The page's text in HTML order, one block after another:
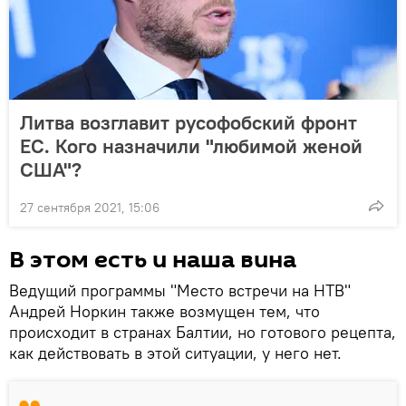
Литва возглавит русофобский фронт
ЕС. Кого назначили "любимой женой
США"?
27 сентября 2021, 15:06
В этом есть и наша вина
Ведущий программы "Место встречи на НТВ"
Андрей Норкин также возмущен тем, что
происходит в странах Балтии, но готового рецепта,
как действовать в этой ситуации, у него нет.